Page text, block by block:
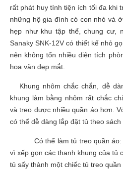
rất phát huy tính tiện ích tối đa khi
những hộ gia đình có con nhỏ và
hẹp như khu tập thể, chung
Sanaky SNK-12V có thiết kế nhỏ
nên không tốn nhiều diện tích
hoa văn đẹp mắt.
Khung nhôm chắc chắn, dễ
khung làm bằng nhôm rất chắc
và treo được nhiều quần áo hơn.
có thể dễ dàng lắp đặt tủ theo sách
Có thể làm tủ treo quần
vì xếp gọn các thanh khung của tủ
tủ sấy thành một chiếc tủ treo quần